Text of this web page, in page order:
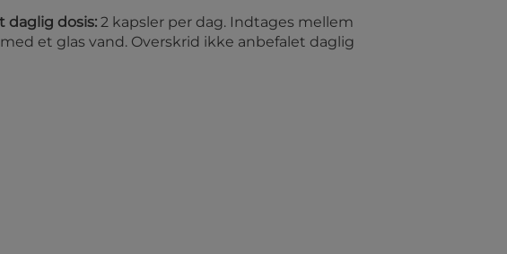
daglig dosis: 2 kapsler per dag. Indtages mellem
et glas vand. Overskrid ikke anbefalet daglig